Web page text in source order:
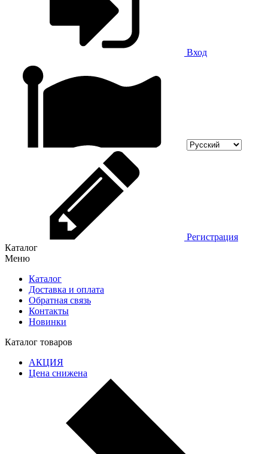
Вход
Регистрация
Каталог
Меню
Каталог
Доставка и оплата
Обратная связь
Контакты
Новинки
Каталог товаров
АКЦИЯ
Цена снижена